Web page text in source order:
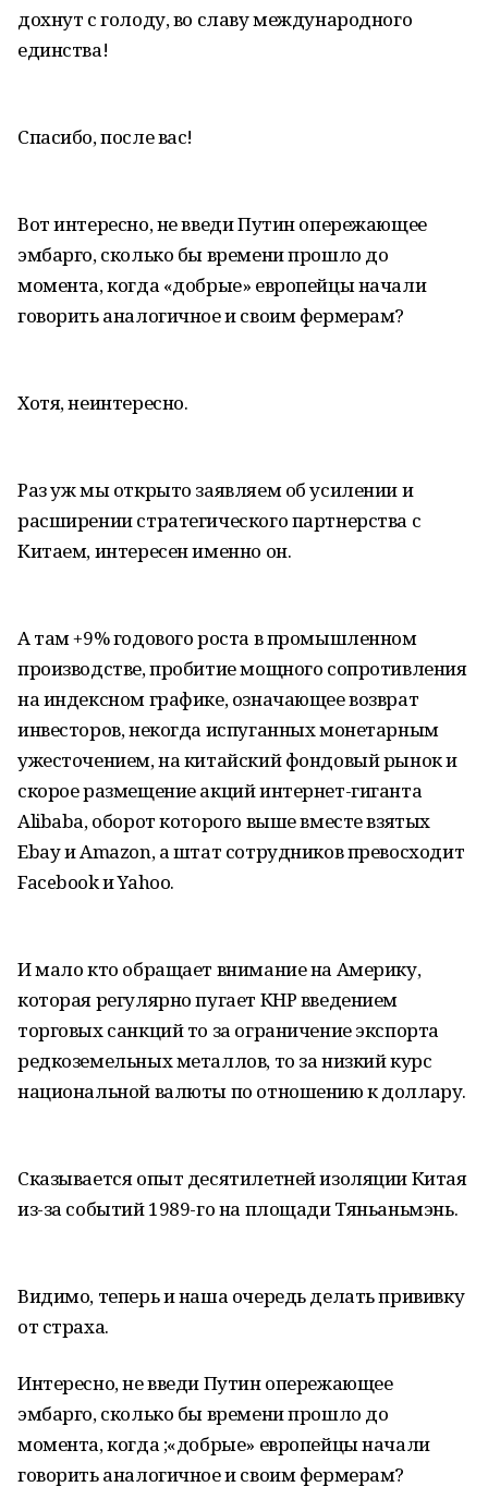
дохнут с голоду, во славу международного
единства!
Спасибо, после вас!
Вот интересно, не введи Путин опережающее
эмбарго, сколько бы времени прошло до
момента, когда «добрые» европейцы начали
говорить аналогичное и своим фермерам?
Хотя, неинтересно.
Раз уж мы открыто заявляем об усилении и
расширении стратегического партнерства с
Китаем, интересен именно он.
А там +9% годового роста в промышленном
производстве, пробитие мощного сопротивления
на индексном графике, означающее возврат
инвесторов, некогда испуганных монетарным
ужесточением, на китайский фондовый рынок и
скорое размещение акций интернет-гиганта
Alibaba, оборот которого выше вместе взятых
Ebay и Amazon, а штат сотрудников превосходит
Facebook и Yahoo.
И мало кто обращает внимание на Америку,
которая регулярно пугает КНР введением
торговых санкций то за ограничение экспорта
редкоземельных металлов, то за низкий курс
национальной валюты по отношению к доллару.
Сказывается опыт десятилетней изоляции Китая
из-за событий 1989-го на площади Тяньаньмэнь.
Видимо, теперь и наша очередь делать прививку
от страха.
Интересно, не введи Путин опережающее
эмбарго, сколько бы времени прошло до
момента, когда ;«добрые» европейцы начали
говорить аналогичное и своим фермерам?